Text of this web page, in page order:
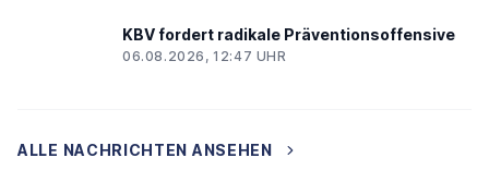
KBV fordert radikale Präventionsoffensive
06.08.2026, 12:47 UHR
ALLE NACHRICHTEN ANSEHEN